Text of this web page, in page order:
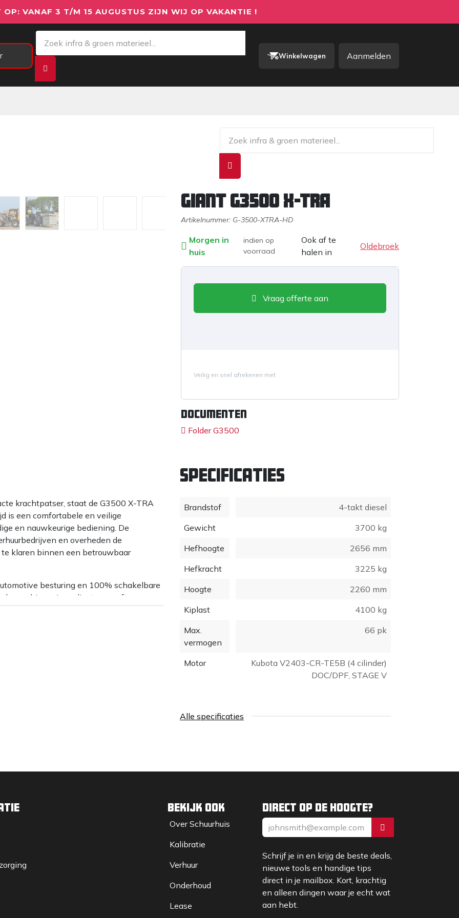
OP: VANAF 3 T/M 15 AUGUSTUS ZIJN WIJ OP VAKANTIE !
Winkelwagen Aanmelden
Giant G3500 X-TRA
Artikelnummer: G-3500-XTRA-HD
Morgen in
huis
indien op
voorraad
Ook af te
halen in
Oldebroek
Vraag offerte aan
Veilig en snel afrekenen met
Documenten
Folder G3500
krachtpatser, staat de G3500 X-TRA
is een comfortabele en veilige
en nauwkeurige bediening. De
en overheden de
klaren binnen een betrouwbaar
besturing en 100% schakelbare
de machine grip verliest en geeft
Specificaties
Brandstof
4-takt diesel
Gewicht
3700 kg
Hefhoogte
2656 mm
Hefkracht
3225 kg
Hoogte
2260 mm
Kiplast
4100 kg
Max.
vermogen
66 pk
Motor
Kubota V2403-CR-TE5B (4 cilinder)
DOC/DPF, STAGE V
Alle specificaties
Direct op de hoogte?
Schrijf je in en krijg de beste deals,
nieuwe tools en handige tips
direct in je mailbox. Kort, krachtig
en alleen dingen waar je echt wat
aan hebt.
Bekijk ook
Over Sc​huurhuis
Kalibratie
Verhuur
Onderhoud
Lease